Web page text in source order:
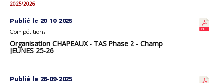
2025/2026
Publié le 20-10-2025
Compétitions
Organisation CHAPEAUX - TAS Phase 2 - Champ
JEUNES 25-26
Publié le 26-09-2025